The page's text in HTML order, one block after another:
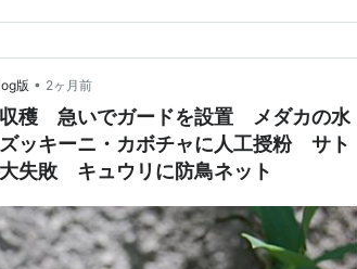
版 • 2ヶ月前
収穫 急いでガードを設置 メダカの水
ッキーニ・カボチャに人工授粉 サト
失敗 キュウリに防鳥ネット